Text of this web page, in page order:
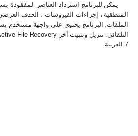
يمكن للبرنامج استرداد العناصر المفقودة
المنطقية ، إجراءات الفيروسات ، الحذف
الملفات. البرنامج يحتوي على واجهة مستخدم